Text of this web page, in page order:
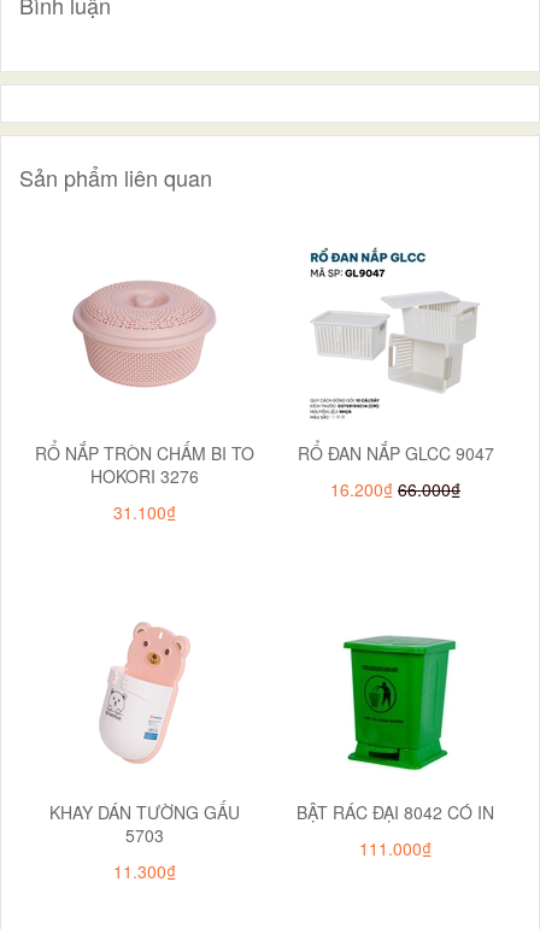
Sản phẩm liên quan
RỔ NẮP TRÒN CHẤM BI TO
HOKORI 3276
31.100₫
RỔ ĐAN NẮP GLCC 9047
16.200₫ 66.000₫
KHAY DÁN TƯỜNG GẤU
5703
11.300₫
BẬT RÁC ĐẠI 8042 CÓ IN
111.000₫